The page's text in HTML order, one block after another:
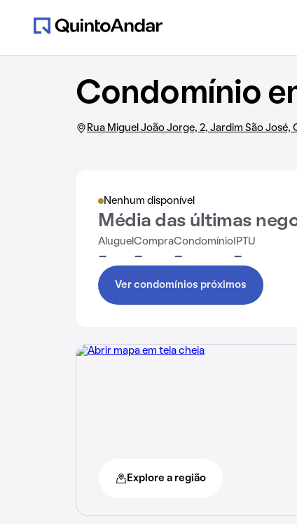
Condomínio
Rua Miguel João Jorge, 2, Jardim São José,
Nenhum disponível
Média das últimas
Aluguel
-
Compra
-
Condomínio
-
IPTU
-
Ver condomínios próximos
Explore a região